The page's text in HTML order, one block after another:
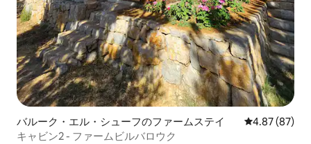
バルーク・エル・シューフのファームステイ レビュー87
4.87 (87)
キャビン2 - ファームビルバロウク